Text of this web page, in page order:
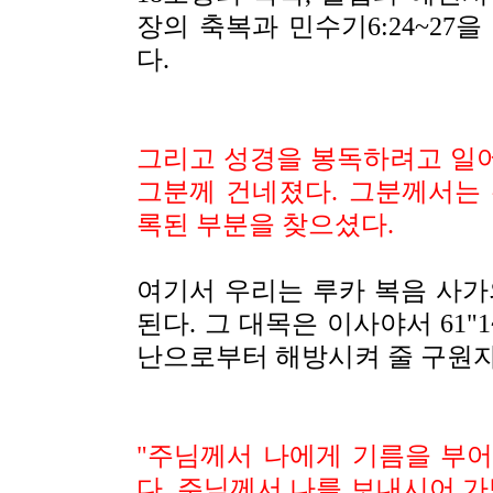
장의 축복과 민수기6:24~27
다.
그리고 성경을 봉독하려고 일
그분께 건네졌다. 그분께서
록된 부분을 찾으셨다.
여기서 우리는 루카 복음 사
된다. 그 대목은 이사야서 61"
난으로부터 해방시켜 줄 구원
"주님께서 나에게 기름을 부